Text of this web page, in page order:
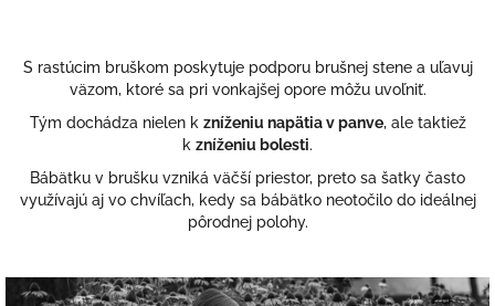
ý
p
s
u
S rastúcim bruškom poskytuje podporu brušnej stene a uľavuj
väzom, ktoré sa pri vonkajšej opore môžu uvoľniť.
Tým dochádza nielen k zníženiu napätia v panve, ale taktiež
k zníženiu bolesti.
Bábätku v brušku vzniká väčší priestor, preto sa šatky často
využívajú aj vo chvíľach, kedy sa bábätko neotočilo do ideálnej
pôrodnej polohy.